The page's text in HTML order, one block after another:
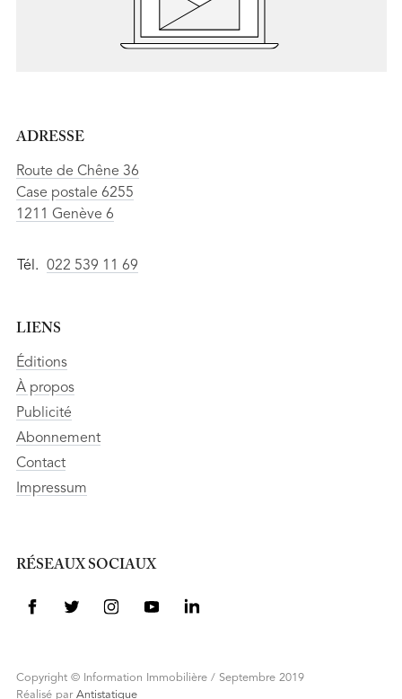
ADRESSE
Route de Chêne 36
Case postale 6255
1211 Genève 6
Tél. 022 539 11 69
LIENS
Éditions
À propos
Publicité
Abonnement
Contact
Impressum
RÉSEAUX SOCIAUX
Copyright © Information Immobilière / Septembre 2019
Réalisé par Antistatique